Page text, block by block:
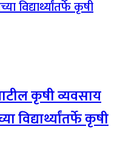
कृषी व्यवसाय
विद्यार्थ्यांतर्फे कृषी